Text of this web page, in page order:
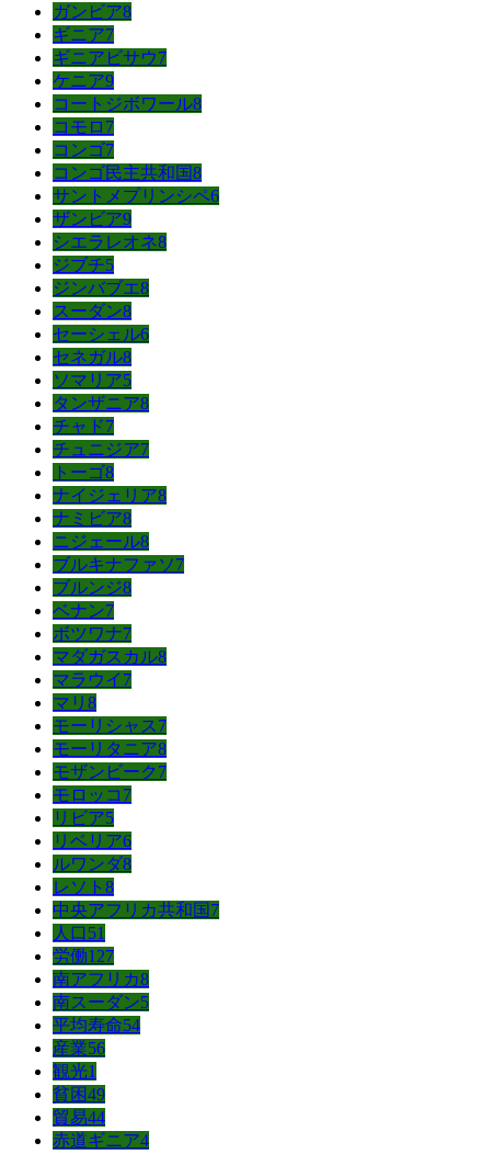
ガンビア8
ギニア7
ギニアビサウ7
ケニア9
コートジボワール8
コモロ 7
コンゴ7
コンゴ民主共和国8
サントメプリンシペ6
ザンビア9
シエラレオネ8
ジブチ5
ジンバブエ8
スーダン8
セーシェル6
セネガル8
ソマリア5
タンザニア8
チャド7
チュニジア7
トーゴ8
ナイジェリア8
ナミビア8
ニジェール8
ブルキナファソ7
ブルンジ8
ベナン7
ボツワナ7
マダガスカル8
マラウイ 7
マリ 8
モーリシャス7
モーリタニア8
モザンビーク 7
モロッコ 7
リビア5
リベリア6
ルワンダ8
レソト 8
中央アフリカ共和国 7
人口51
労働127
南アフリカ8
南スーダン5
平均寿命54
産業56
観光1
貧困49
貿易44
赤道ギニア4